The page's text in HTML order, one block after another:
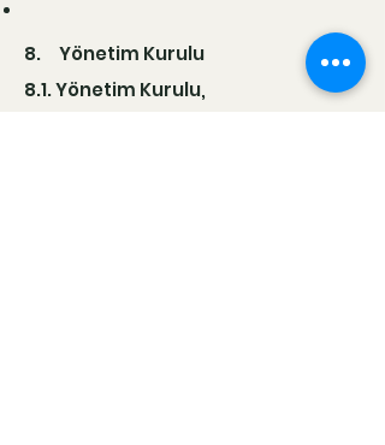
8. Yönetim Kurulu
8.1. Yönetim Kurulu,